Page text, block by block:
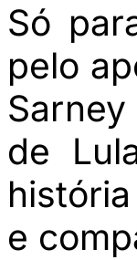
Só
pelo
de
e